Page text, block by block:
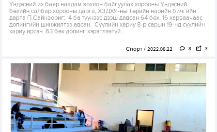
Үндэсний их баяр наадам зохион байгуулах хорооны Үндэсний
бөхийн салбар хорооны дарга, ХЗДХЯ-ны Төрийн нарийн бичгийн
дарга П.Сайнзориг: 4 ба түүнээс дээш давсан 64 бөх, 16 харваачаас
допингийн шинжилгээ авсан. Сүүлийн хариу 8-р сарын 19-нд сүүлийн
хариу ирсэн. 63 бөх допинг хэрэглээгүй...
Спорт 2022.08.22 8 3